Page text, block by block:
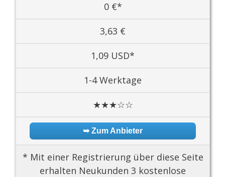
0 €*
3,63 €
1,09 USD*
1-4 Werktage
★★★☆☆
➥ Zum Anbieter
* Mit einer Registrierung über diese Seite
erhalten Neukunden 3 kostenlose